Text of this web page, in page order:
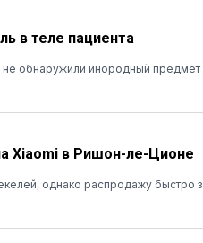
в теле пациента
не обнаружили инородный предмет
Xiaomi в Ришон-ле-Ционе
однако распродажу быстро